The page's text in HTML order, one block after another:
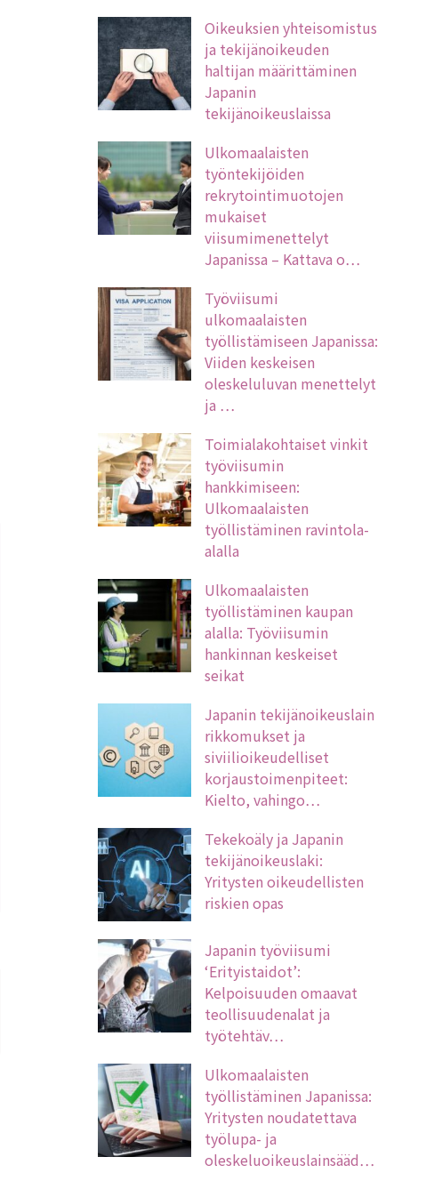
Oikeuksien yhteisomistus
ja tekijänoikeuden
haltijan määrittäminen
Japanin
tekijänoikeuslaissa
Ulkomaalaisten
työntekijöiden
rekrytointimuotojen
mukaiset
viisumimenettelyt
Japanissa – Kattava o…
Työviisumi
ulkomaalaisten
työllistämiseen Japanissa:
Viiden keskeisen
oleskeluluvan menettelyt
ja …
Toimialakohtaiset vinkit
työviisumin
hankkimiseen:
Ulkomaalaisten
työllistäminen ravintola-
alalla
Ulkomaalaisten
työllistäminen kaupan
alalla: Työviisumin
hankinnan keskeiset
seikat
Japanin tekijänoikeuslain
rikkomukset ja
siviilioikeudelliset
korjaustoimenpiteet:
Kielto, vahingo…
Tekekoäly ja Japanin
tekijänoikeuslaki:
Yritysten oikeudellisten
riskien opas
Japanin työviisumi
‘Erityistaidot’:
Kelpoisuuden omaavat
teollisuudenalat ja
työtehtäv…
Ulkomaalaisten
työllistäminen Japanissa:
Yritysten noudatettava
työlupa- ja
oleskeluoikeuslainsääd…